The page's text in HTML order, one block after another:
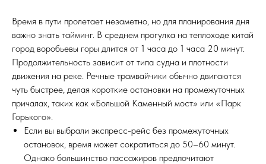
Время в пути пролетает незаметно, но для планирования дня
важно знать тайминг. В среднем прогулка на теплоходе китай
город воробьевы горы длится от 1 часа до 1 часа 20 минут.
Продолжительность зависит от типа судна и плотности
движения на реке. Речные трамвайчики обычно двигаются
чуть быстрее, делая короткие остановки на промежуточных
причалах, таких как «Большой Каменный мост» или «Парк
Горького».
Если вы выбрали экспресс-рейс без промежуточных
остановок, время может сократиться до 50–60 минут.
Однако большинство пассажиров предпочитают